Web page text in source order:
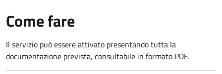
Come fare
Il servizio può essere attivato presentando tutta la
documentazione prevista, consultabile in formato PDF.